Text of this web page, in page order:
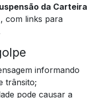
da Carteira
, com links para
informando
trânsito;
pode causar a